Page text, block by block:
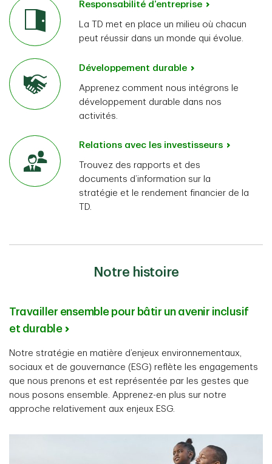
Responsabilité d’entreprise
La TD met en place un milieu où chacun
peut réussir dans un monde qui évolue.
Développement durable
Apprenez comment nous intégrons le
développement durable dans nos
activités.
Relations avec les investisseurs
Trouvez des rapports et des
documents d’information sur la
stratégie et le rendement financier de la
TD.
Notre histoire
Travailler ensemble pour bâtir un avenir inclusif
et durable
Notre stratégie en matière d’enjeux environnementaux,
sociaux et de gouvernance (ESG) reflète les engagements
que nous prenons et est représentée par les gestes que
nous posons ensemble. Apprenez-en plus sur notre
approche relativement aux enjeux ESG.